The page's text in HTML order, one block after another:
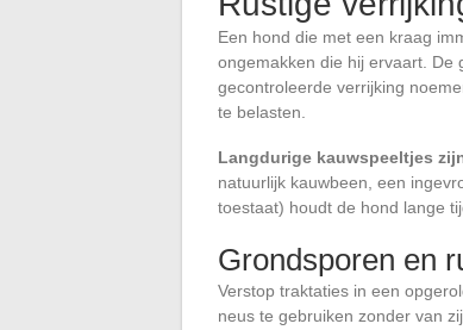
Een hond die met een kraag
ongemakken die hij ervaart. De
gecontroleerde verrijking
te belasten.
Langdurige kauwspeeltjes
natuurlijk kauwbeen, een
toestaat) houdt de hond lange
Grondsporen en
Verstop traktaties in een
neus te gebruiken zonder van